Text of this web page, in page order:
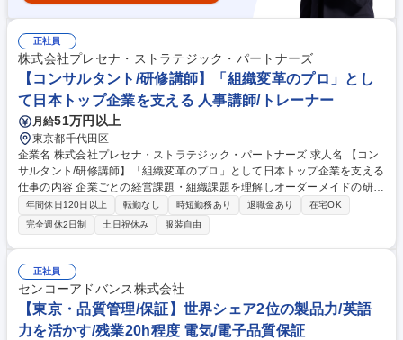
正社員
株式会社プレセナ・ストラテジック・パートナーズ
【コンサルタント/研修講師】「組織変革のプロ」とし
て日本トップ企業を支える 人事講師/トレーナー
月給51万円以上
東京都千代田区
企業名 株式会社プレセナ・ストラテジック・パートナーズ 求人名 【コン
サルタント/研修講師】「組織変革のプロ」として日本トップ企業を支える
仕事の内容 企業ごとの経営課題・組織課題を理解しオーダーメイドの研修
プログラムを企画・提案・実施するコンサルタントをお任せします。人材
育成を通じて企業変革を支援し、組織の成長に長期的に伴走することが出
来ます。 【詳細】課題ヒアリングから研修プログラムの企画・提案、研修
実施、効果検証まで一貫して担当します。企業ごとの課題に応じて内容を
設計するオーダーメイド型が特徴です。顧客の経営課題に深く入り込むた
め、講師としてのスキルに留まらず組織コンサルティングの高度な知見を
獲得しプロフェッショナルとしてキャリアを築くことができます。★入社
後講師トレーニングを行うため、研修講師未経験でも活躍できる環境で
す。 募集職種 【コンサルタント/研修講師】「組織変革のプロ」として日
年間休日120日以上 転勤なし 時短勤務あり 退職金あり
在宅OK
完全週休2日制
土日祝休み 服装自由
正社員
センコーアドバンス株式会社
【東京・品質管理/保証】世界シェア2位の製品力/英語
力を活かす/残業20h程度 電気/電子品質保証